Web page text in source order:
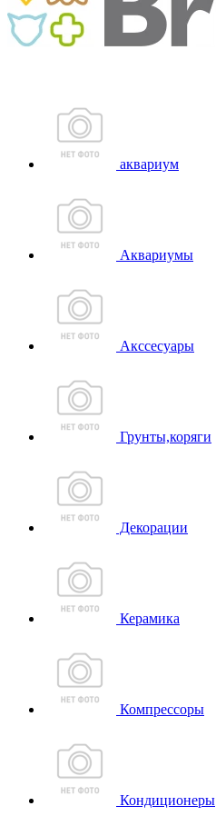
аквариум
Аквариумы
Акссесуары
Грунты,коряги
Декорации
Керамика
Компрессоры
Кондиционеры